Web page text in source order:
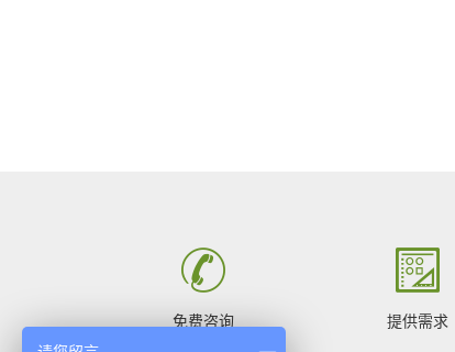
免费咨询 提供需求